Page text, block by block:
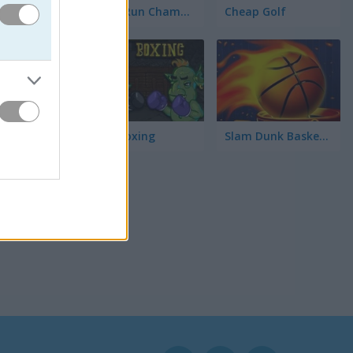
vậy
Tuy
Home Run Champion Cheap Golf
Troll Boxing Slam Dunk Basketball